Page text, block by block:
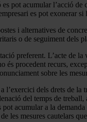
pot acumular l’acció
es pot exonerar
i alternatives de
o de seguiment dels
preferent. L’acte de
és procedent recurs,
sobre les
l’exercici dels drets de
del temps de
acumular a la
les mesures cautelars